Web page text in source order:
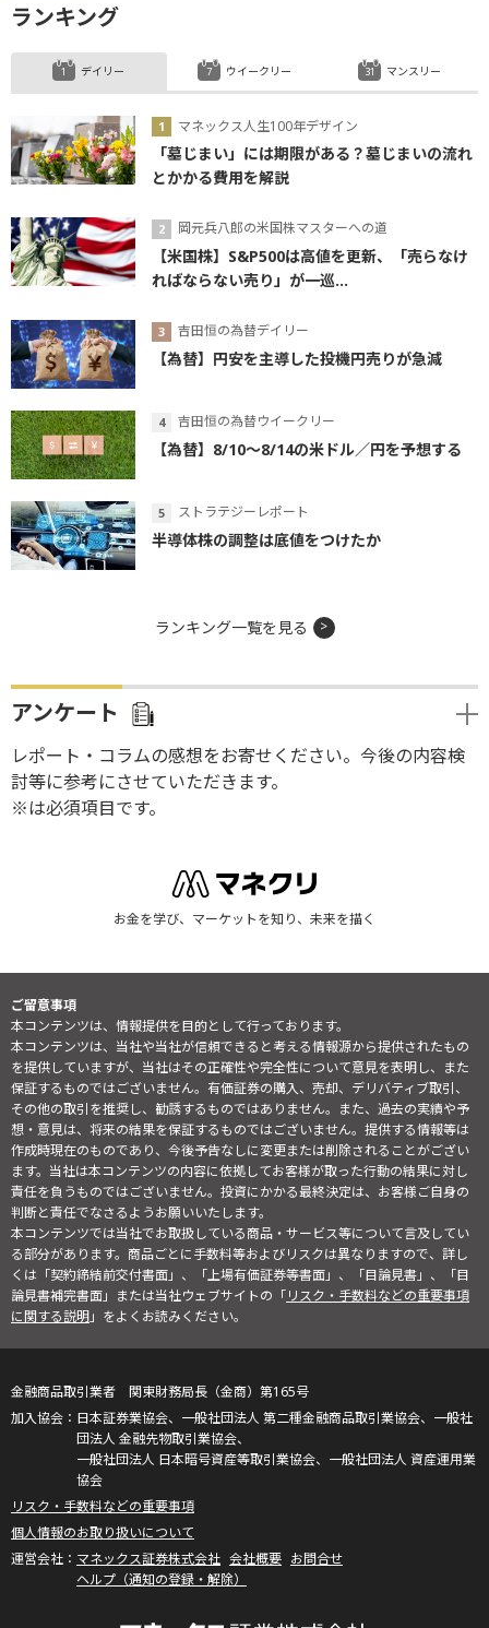
ランキング
デイリー
マネックス人生100年デザイン
「墓じまい」には期限がある？墓じまいの流れ
とかかる費用を解説
岡元兵八郎の米国株マスターへの道
【米国株】S&P500は高値を更新、「売らなけ
ればならない売り」が一巡...
吉田恒の為替デイリー
【為替】円安を主導した投機円売りが急減
吉田恒の為替ウイークリー
【為替】8/10～8/14の米ドル／円を予想する
ストラテジーレポート
半導体株の調整は底値をつけたか
ウイークリー マンスリー
ランキング一覧を見る
アンケート
レポート・コラムの感想をお寄せください。今後の内容検
討等に参考にさせていただきます。
※は必須項目です。
お金を学び、マーケットを知り、未来を描く
ご留意事項
本コンテンツは、情報提供を目的として行っております。
本コンテンツは、当社や当社が信頼できると考える情報源から提供されたもの
を提供していますが、当社はその正確性や完全性について意見を表明し、また
保証するものではございません。有価証券の購入、売却、デリバティブ取引、
その他の取引を推奨し、勧誘するものではありません。また、過去の実績や予
想・意見は、将来の結果を保証するものではございません。提供する情報等は
作成時現在のものであり、今後予告なしに変更または削除されることがござい
ます。当社は本コンテンツの内容に依拠してお客様が取った行動の結果に対し
責任を負うものではございません。投資にかかる最終決定は、お客様ご自身の
判断と責任でなさるようお願いいたします。
本コンテンツでは当社でお取扱している商品・サービス等について言及してい
る部分があります。商品ごとに手数料等およびリスクは異なりますので、詳し
くは「契約締結前交付書面」、「上場有価証券等書面」、「目論見書」、「目
論見書補完書面」または当社ウェブサイトの「リスク・手数料などの重要事項
に関する説明」をよくお読みください。
金融商品取引業者 関東財務局長（金商）第165号
日本証券業協会、一般社団法人 第二種金融商品取引業協会、一般社
団法人 金融先物取引業協会、
一般社団法人 日本暗号資産等取引業協会、一般社団法人 資産運用業
協会
リスク・手数料などの重要事項
個人情報のお取り扱いについて
マネックス証券株式会社 会社概要 お問合せ
ヘルプ（通知の登録・解除）